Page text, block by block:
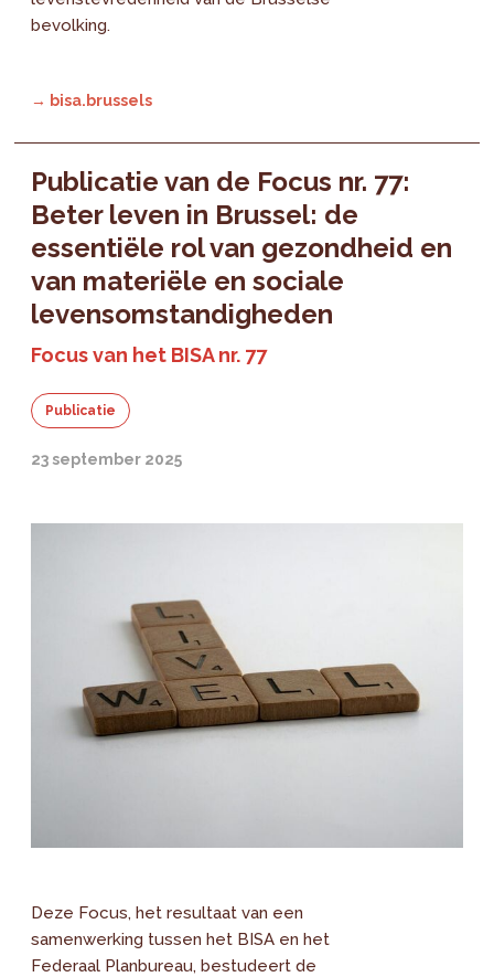
bevolking.
→ bisa.brussels
Publicatie van de Focus nr. 77:
Beter leven in Brussel: de
essentiële rol van gezondheid en
van materiële en sociale
levensomstandigheden
Focus van het BISA nr. 77
Publicatie
23 september 2025
Deze Focus, het resultaat van een
samenwerking tussen het BISA en het
Federaal Planbureau, bestudeert de